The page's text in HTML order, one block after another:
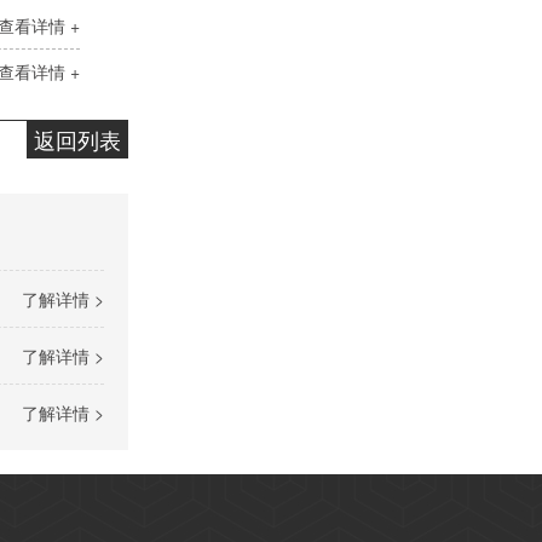
看详情 +
看详情 +
返回列表
了解详情 >
了解详情 >
了解详情 >